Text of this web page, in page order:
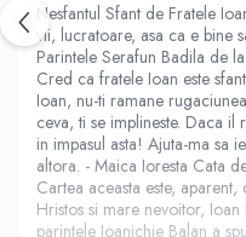
Sa nu razi :((
Drept
Legislatie
Fictiune
Actiune si Aventura
Actiune,aventura
Clasici
Nesfantul Sfant de Fratele
vii, lucratoare, asa ca e bine
Parintele Serafun Badila de
Cred ca fratele Ioan este
Ioan, nu-ti ramane
ceva, ti se implineste. Daca
in impasul asta! Ajuta-ma sa
altora. - Maica Ioresta Cata
Cartea aceasta este,
Hristos si mare nevoitor,
parintele Ioanichie Balan a